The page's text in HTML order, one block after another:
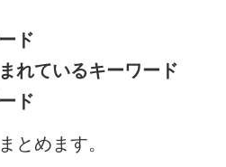
ド
れているキーワード
ド
とめます。